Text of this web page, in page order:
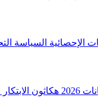
الإحصائية السياسة
هكاثون